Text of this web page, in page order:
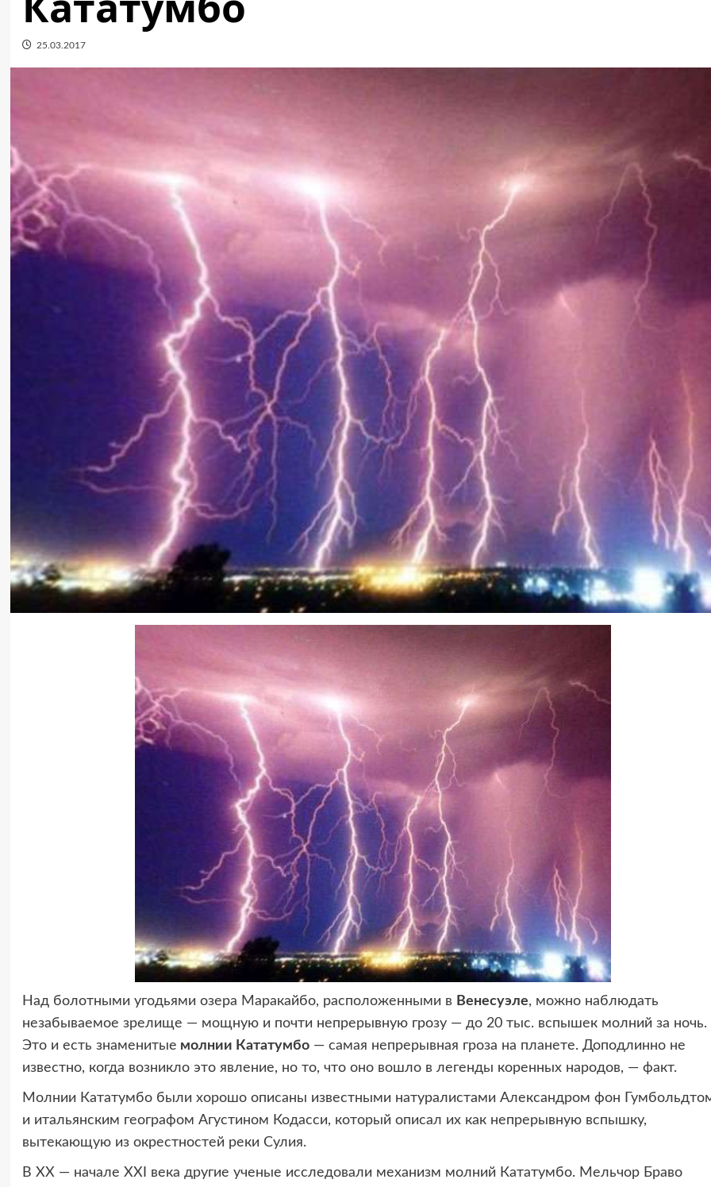
25.03.2017
Над болотными угодьями озера Маракайбо, расположенными в Венесуэле, можно наблюдать
незабываемое зрелище — мощную и почти непрерывную грозу — до 20 тыс. вспышек молний за ночь.
Это и есть знаменитые молнии Кататумбо— самая непрерывная гроза на планете. Доподлинно не
известно, когда возникло это явление, но то, что оно вошло в легенды коренных народов, — факт.
Молнии Кататумбо были хорошо описаны известными натуралистами Александром фон
и итальянским географом Агустином Кодасси, который описал их как непрерывную вспышку,
вытекающую из окрестностей реки Сулия.
В XX — начале XXI века другие ученые исследовали механизм молний Кататумбо. Мельчор Браво